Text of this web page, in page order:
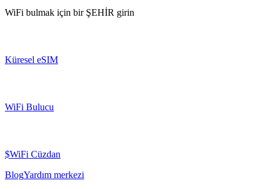
WiFi bulmak için bir ŞEHİR girin
Küresel eSIM
WiFi Bulucu
$WiFi Cüzdan
BlogYardım merkezi